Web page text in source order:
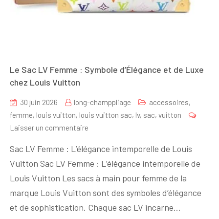
Le Sac LV Femme : Symbole d’Élégance et de Luxe
chez Louis Vuitton
30 juin 2026 long-champpliage accessoires,
femme, louis vuitton, louis vuitton sac, lv, sac, vuitton
Laisser un commentaire
Sac
LV
Femme
:
Symbole
Sac LV Femme : L’élégance intemporelle de Louis
Vuitton Sac LV Femme : L’élégance intemporelle de
Louis Vuitton Les sacs à main pour femme de la
marque Louis Vuitton sont des symboles d’élégance
et de sophistication. Chaque sac LV incarne…